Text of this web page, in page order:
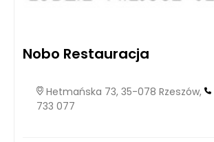
Nobo Restauracja
Hetmańska 73, 35-078 Rzeszów,
733 077